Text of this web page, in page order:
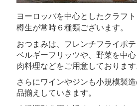
ヨーロッパを中心としたクラフ
樽生が常時６種類ございます。
おつまみは、フレンチフライポ
ベルギーフリッツや、野菜を中
肉料理などをご用意しておりま
さらにワインやジンも小規模製
品揃えしていきます。